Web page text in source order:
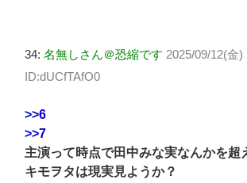
34: 名無しさん＠恐縮です 2025/09/12(金)
ID:dUCfTAfO0
>>6
>>7
主演って時点で田中みな実なんかを超
キモヲタは現実見ようか？